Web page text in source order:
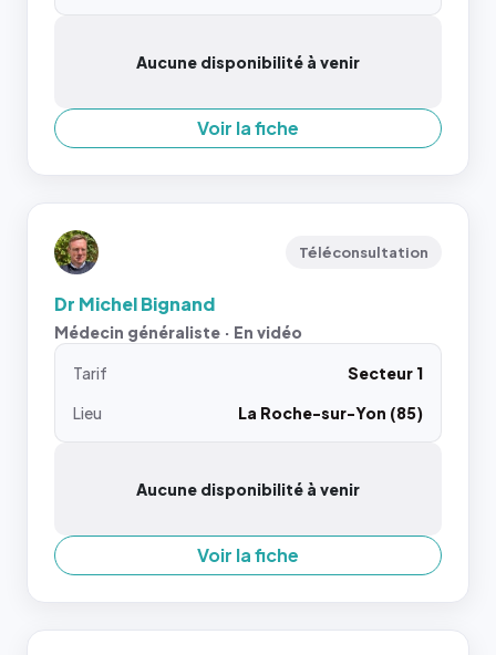
Aucune disponibilité à venir
Voir la fiche
Téléconsultation
Dr Michel Bignand
Médecin généraliste · En vidéo
Tarif
Secteur 1
Lieu
La Roche-sur-Yon (85)
Aucune disponibilité à venir
Voir la fiche